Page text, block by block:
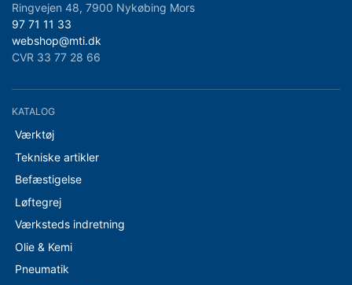
Ringvejen 48, 7900 Nykøbing Mors
97 71 11 33
webshop@mti.dk
CVR 33 77 28 66
KATALOG
Værktøj
Tekniske artikler
Befæstigelse
Løftegrej
Værksteds indretning
Olie & Kemi
Pneumatik